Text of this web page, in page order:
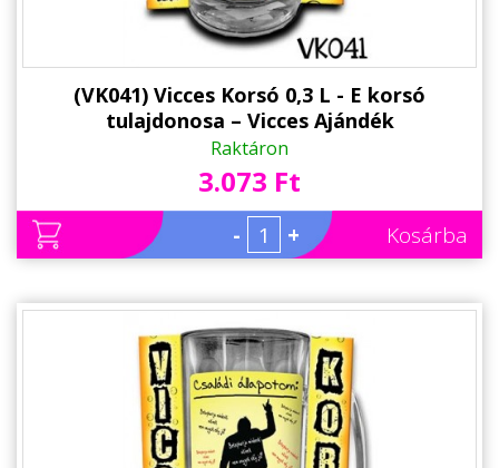
(VK041) Vicces Korsó 0,3 L - E korsó
tulajdonosa – Vicces Ajándék
Raktáron
3.073 Ft
- + Kosárba